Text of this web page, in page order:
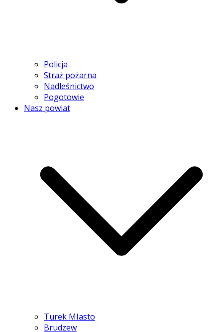
Policja
Straż pożarna
Nadleśnictwo
Pogotowie
Nasz powiat
Turek MIasto
Brudzew